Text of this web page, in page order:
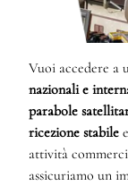
Vuoi accedere a
nazionali e
parabole
ricezione stabile
attività
assicuriamo un